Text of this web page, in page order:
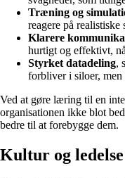
Træning og
reagere på realistiske
Klarere
hurtigt og effektivt,
Styrket datadeling,
forbliver i siloer,
Ved at gøre læring til en
organisationen ikke blot
bedre til at forebygge dem.
Kultur og